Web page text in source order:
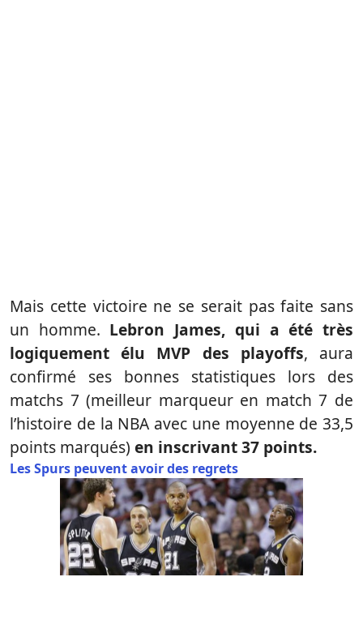
Mais cette victoire ne se serait pas faite sans
un homme. Lebron James, qui a été très
logiquement élu MVP des playoffs, aura
confirmé ses bonnes statistiques lors des
matchs 7 (meilleur marqueur en match 7 de
l’histoire de la NBA avec une moyenne de 33,5
points marqués) en inscrivant 37 points.
Les Spurs peuvent avoir des regrets